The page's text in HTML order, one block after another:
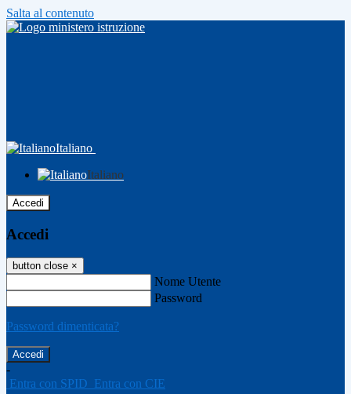
Salta al contenuto
Italiano
Italiano
Accedi
Accedi
button close ×
Nome Utente
Password
Password dimenticata?
-
Entra con SPID Entra con CIE